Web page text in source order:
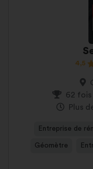
4,5
62 fois
Plus
Entreprise de
Géomètre